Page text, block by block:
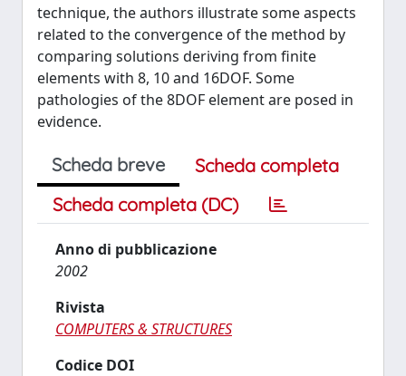
technique, the authors illustrate some aspects
related to the convergence of the method by
comparing solutions deriving from finite
elements with 8, 10 and 16DOF. Some
pathologies of the 8DOF element are posed in
evidence.
Scheda breve
Scheda completa
Scheda completa (DC)
Anno di pubblicazione
2002
Rivista
COMPUTERS & STRUCTURES
Codice DOI